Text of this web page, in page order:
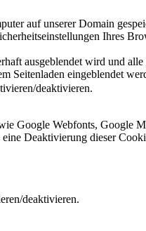
auf unserer Domain
Ihres
ausgeblendet wird und
Seitenladen eingeblendet
deaktivieren.
Google Webfonts, Google
Deaktivierung dieser
deaktivieren.